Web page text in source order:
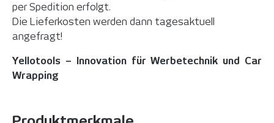
per Spedition erfolgt.
Die Lieferkosten werden dann tagesaktuell
angefragt!
Yellotools – Innovation für Werbetechnik und Car
Wrapping